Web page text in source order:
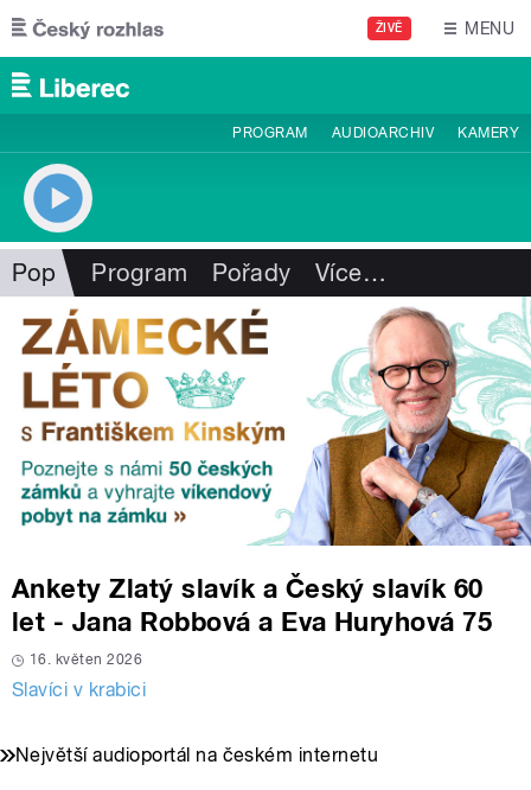
Přejít k hlavnímu obsahu
ŽIVĚ MENU
PROGRAM AUDIOARCHIV KAMERY
Pop Program Pořady Více…
Ankety Zlatý slavík a Český slavík 60
let - Jana Robbová a Eva Huryhová 75
16. květen 2026
Slavíci v krabici
Největší audioportál na českém internetu